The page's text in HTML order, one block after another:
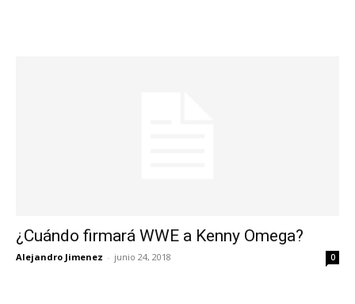
¿Cuándo firmará WWE a Kenny Omega?
Alejandro Jimenez - junio 24, 2018 0